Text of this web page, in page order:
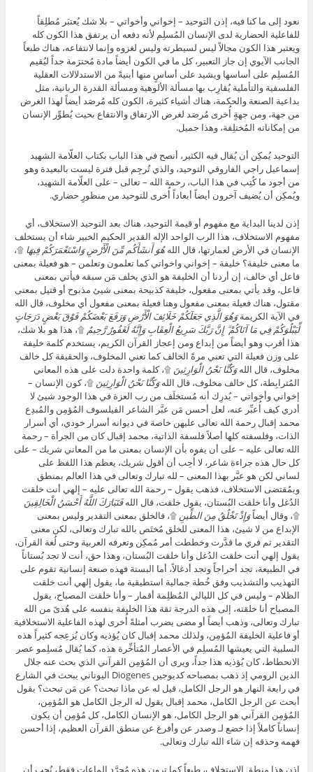
نعود إلى ما كنا فيه، إذن التوحيد – إخواني وأخواتي – بلا شك يُعتبَر مُطلِقاً
للفاعلية الحضارية لدى الإنسان المُسلِم لأنه دفعه أن يرتفق هذا الكون كله
ويعتبر هذا الكون مجالاً ليس لسيطرته وليس لغزوه وإنما لانتفاعه، هناك طبعاً
الجانب الآيوي إن جاز التعبير، كل ما في الكون أيضاً مادة مُحترَمة جداً ليُقيم
المُسلِم على أساسها ويشيد على أساسٍ منها أبنيةً من الاستدلالات العقلية
الفلسفية والتأملية يُقارِب بها مسألة الألوهية ومسألة القدرة الربانية، مثل
بداعية الصنعة والحكمة، هناك أشياء كثيرة، الكون كله مُرصَد أيضاً لهذا الغرض
من جهة، ومن جهةٍ أُخرى مُرصَد لغرض الارتفاق والانتفاع بحيث يُطوِّر الإنسان
من إمكاناته المُختلِفة، وهذا جميل.
التوحيد يُمكِن أن يُقال فيه الكثير، أنصح في هذا الباب بكتاب العلّامة الشهيد
إسماعيل راجي الفاروقي التوحيد، والذي تُرجِم قبل فترة ليست بالبعيدة وهو
من أجود ما كُتِب في هذا الباب، رحمة الله – تعالى – على العلّامة الشهيد،
ويُمكِن أن يُضيف آخرون أيضاً أبعاداً أُخرى للتوحيد من منظورٍ حضاري.
إذن لدينا البداية مع مفهوم أو قيمة التوحيد، هناك بعد التوحيد الاستخلاف، أي
مفهوم الاستخلاف، هذا الرب الواحد الإله القدير الحكيم الخبير شاء أن يستخلف
الإنسان في الأرض لعمارتها، قال اللههُوَ أَنشَأَكُم مِّنَ الْأَرْضِ وَاسْتَعْمَرَكُمْ فِيهَا ۩،
ما معنى خليفة؟ خليفة – إخواني واخواتي كما تعلمون وتعلمن – هو فعيلة بمعنى
فاعل أي خالف، إن أردنا أن الخليفة هو الذي يخلف مَن سبقه فيأتي بمعنى
فاعل، وقد يأتي بمعنى مفعول، خليفة كذبيحة بمعنى شيئ مذبوح أو قتيل بمعنى
مقتول، هناك فعيلة بمعنى مفعول وهنا فعيلة بمعنى مفعول أي مخلوف، قال الله
في الآية الكريمةوَهُوَ الَّذِي جَعَلَكُمْ خَلَائِفَ الْأَرْضِ وَرَفَعَ بَعْضَكُمْ فَوْقَ بَعْضٍ دَرَجَاتٍ
لِّيَبْلُوَكُمْ فِي مَا آتَاكُمْ ۗ إِنَّ رَبَّكَ سَرِيعُ الْعِقَابِ وَإِنَّهُ لَغَفُورٌ رَّحِيمٌ ۩، هذا هو بلا شك،
هذا أقرب وهو أيضاً من إبداع ومن إعجاز القرآن الكريم، يستخدم كلمة خليفة
على وزن فعيلة التي تعني مرةً الخالف كما تعني المخلوف، والحقيقة كل خالف
مخلوف، قال اللهوَكُنَّا نَحْنُ الْوَارِثِينَ ۩، كلمة واحدة دلت على هذه المعاني
المُترابِطة، كل خالف مخلوف، قال اللهوَكُنَّا نَحْنُ الْوَارِثِينَ ۩، كون الإنسان –
إخواني وأخواتي – يُدرِك أنه مُستخلَف من رب العزة في هذا الوجود شيئ لا
أدري كيف أُعبِّر عنه، لعل أحسن مَن عبَّر الشاعر الفيلسوف المُؤمِن والمُبدِع
محمد إقبال رحمة الله تعالى عليهن خاصة في ديوانه أسرار خودي، أي أسرار
الذات، وفلسفته كلها أصلاً فلسفة الذاتية، محمد إقبال كان من الجرأة – رحمة
الله تعالى عليه – على أن يفوه بأن الإنسان بمعنى ما من المعاني شريك – على
كل حال هذه جراءة شاعر، لا أُحِب أن أقول شريك، يعظم هذا اللفظ على
لساني لكن هو عبَّر بهذا المعنى – لله تبارك وتعالى في هذا العالم بمنطق
وبمُقتضى الاستخلاف، فذهب يقول – رحمة الله تعالى عليه – إلهي أنت خلقت
الدُغل وأنا خلقت البُستان، يقول خلقت، قال اللهفَتَبَارَكَ اللَّهُ أَحْسَنُ الْخَالِقِينَ
۩، وقال أيضاًوَإِذْ تَخْلُقُ مِنَ الطِّينِ ۩، فالخلق بمعنى التقدير وليس بمعنى
الإبداع من لا شيئ، هذا المعنى للخلق مُختَص بالله تبارك وتعالى، لكن معنى
التقدير ثم فري ما قدَّرت وخططت أمر مُمكِن وتعرفه العربية وحتى لُغة القرآن،
يقول إلهي أنت خلقت الدُغل وأنا خلقت البُستان، وهذا حق، أنت لا تجد بُستاناً
في الطبيعة، تجد أحراجاً وتجد أدغالاً، أما البستة فهذه صنعة إنسانية تقوم على
التهذيب والتشذيب وفق خُطة جمالية استطيقية ما، يقول إلهي أنت خلقت
الظلام – وليس في كل الليالي المُظلِمة أقمار – وأنا خلقت المصباح، يقول
المصباح أنا خلقته، إلى هذه الدرجة ثقة هذا الخليفة بنفسه على هُدىً من الله
تبارك وتعالى، وذهب أيضاً أو مضى يضرب أمثلةً أُخرى لهذه الفاعلية الاستخلافية
أو فاعلية الخليفة المُؤمِن، ولذلك محمد إقبال كان يُؤذيه وكان يُزعِجه كثيراً هذه
السلبية التي يعيشها المُسلِم في الأعصار المُتأخِّرة هذه، كما يُقال مُسلِمو عصر
الانحطاط، كان يُؤذيه هذا جداً، ويرى أن المُؤمِن القرآني الذي بحث عنه جلال
الدين الرومي إذ ذهب بمصباحه كديوجين Diogenes اليوناني يبحث في الشارع
في رابعة النهار هو الرجل الكامل، قيل له عن ماذا تبحث؟ عن مَن تبحث؟ يقول
أبحث عن الرجل الكامل، محمد إقبال يقول له الرجل الكامل هو المُؤمِن،
المُؤمِن القرآني هو الرجل الكامل، هو الإنسان الكامل، كل مُؤمِن أن يكون
إنساناً كاملاً إذا خضع لـ وصدر عن وأفرغ عن منطق القرآن العظيم، إذا أحسن
فهمه وحذقه إن شاء الله تبارك وتعالى.
إذن هذا منطق الاستخلاف، طبعاً كما ترون هذه مُجرَّد إلماعات فقط، نُحِب أن